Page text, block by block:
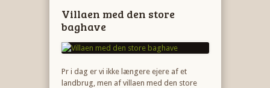
Villaen med den store
baghave
Pr i dag er vi ikke længere ejere af et
landbrug, men af villaen med den store